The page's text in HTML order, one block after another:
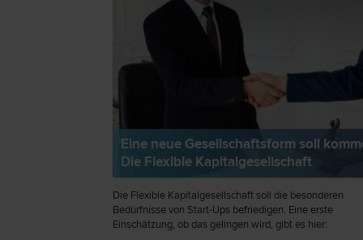
Eine neue Gesellschaftsform soll
Die Flexible Kapitalgesellschaft
Die Flexible Kapitalgesellschaft soll die besonderen
Bedürfnisse von Start-Ups befriedigen. Eine erste
Einschätzung, ob das gelingen wird, gibt es hier: